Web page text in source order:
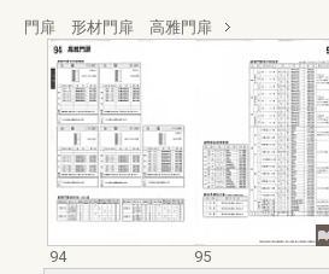
門扉 形材門扉 高雅門扉
94
95